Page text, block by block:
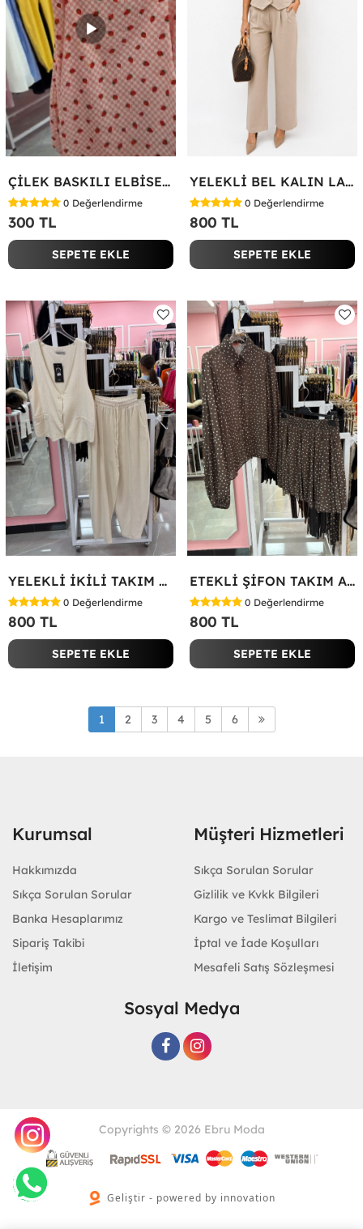
ÇİLEK BASKILI ELBİSE Bej
0 Değerlendirme
300 TL
SEPETE EKLE
YELEKLİ BEL KALIN LASTİK İKİLİ TAKIM Bej
0 Değerlendirme
800 TL
SEPETE EKLE
YELEKLİ İKİLİ TAKIM Bej
0 Değerlendirme
800 TL
SEPETE EKLE
ETEKLİ ŞİFON TAKIM Acı Kahve
0 Değerlendirme
800 TL
SEPETE EKLE
1 2 3 4 5 6
Kurumsal
Hakkımızda
Sıkça Sorulan Sorular
Banka Hesaplarımız
Sipariş Takibi
İletişim
Müşteri Hizmetleri
Sıkça Sorulan Sorular
Gizlilik ve Kvkk Bilgileri
Kargo ve Teslimat Bilgileri
İptal ve İade Koşulları
Mesafeli Satış Sözleşmesi
Sosyal Medya
Copyrights © 2026 Ebru Moda
Geliştir - powered by innovation